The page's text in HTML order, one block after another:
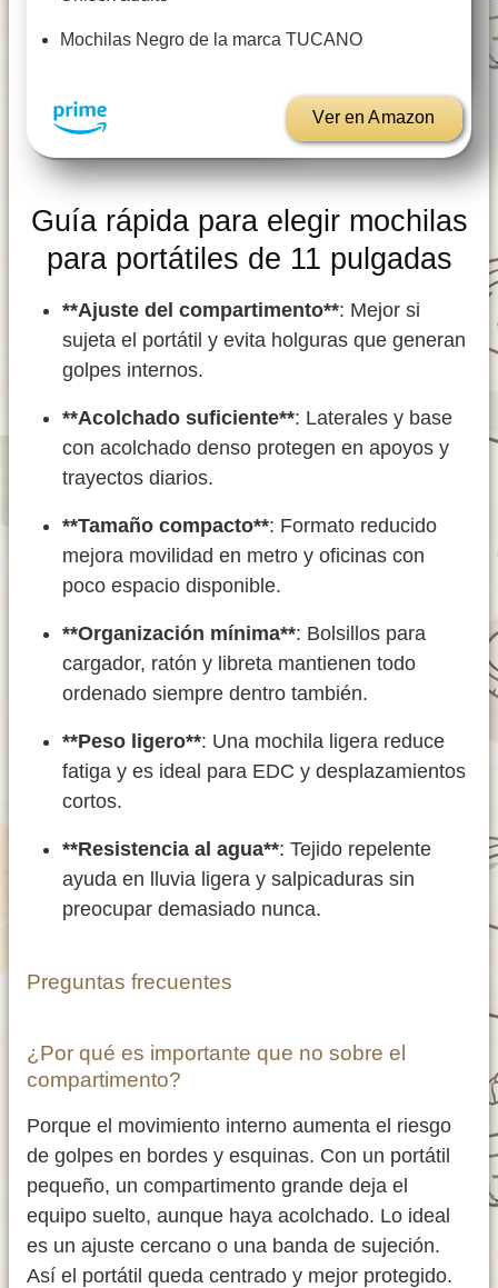
Mochilas Negro de la marca TUCANO
Ver en Amazon
Guía rápida para elegir mochilas
para portátiles de 11 pulgadas
**Ajuste del compartimento**: Mejor si
sujeta el portátil y evita holguras que generan
golpes internos.
**Acolchado suficiente**: Laterales y base
con acolchado denso protegen en apoyos y
trayectos diarios.
**Tamaño compacto**: Formato reducido
mejora movilidad en metro y oficinas con
poco espacio disponible.
**Organización mínima**: Bolsillos para
cargador, ratón y libreta mantienen todo
ordenado siempre dentro también.
**Peso ligero**: Una mochila ligera reduce
fatiga y es ideal para EDC y desplazamientos
cortos.
**Resistencia al agua**: Tejido repelente
ayuda en lluvia ligera y salpicaduras sin
preocupar demasiado nunca.
Preguntas frecuentes
¿Por qué es importante que no sobre el
compartimento?
Porque el movimiento interno aumenta el riesgo
de golpes en bordes y esquinas. Con un portátil
pequeño, un compartimento grande deja el
equipo suelto, aunque haya acolchado. Lo ideal
es un ajuste cercano o una banda de sujeción.
Así el portátil queda centrado y mejor protegido.